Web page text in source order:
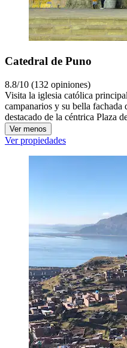
Catedral de Puno
8.8/10 (132 opiniones)
Visita la iglesia católica
campanarios y su bella fachada
destacado de la céntrica Plaza
Ver menos
Ver propiedades